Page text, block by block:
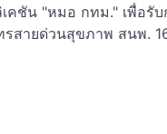
คชัน "หมอ กทม." เพื่อรั
รสายด่วนสุขภาพ สนพ.